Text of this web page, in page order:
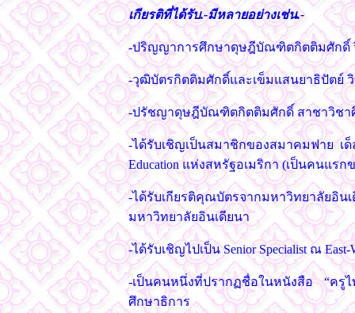
เกียรติที่ได้รับ.-มีหลายอย่างเช่น.-
-ปริญญาการศึกษาดุษฎีบัณฑิตกิตติมศักดิ์
-วุฒิบัตรกิตติมศักดิ์และเข็มแสนยาธิปัตย์
-ปรัชญาดุษฎีบัณฑิตกิตติมศักดิ์ สาชาวิชา
-ได้รับเชิญเป็นสมาชิกของสมาคมฟาย เด็
Education แห่งสหรัฐอเมริกา (เป็นคนแรก
-ได้รับเกียรติคุณบัตรจากมหาวิทยาลัย
มหาวิทยาลัยอินเดียนา
-ได้รับเชิญไปเป็น Senior Specialist ณ
-เป็นคนหนึ่งที่ปรากฏชื่อในหนังสือ “ค
ศึกษาธิการ